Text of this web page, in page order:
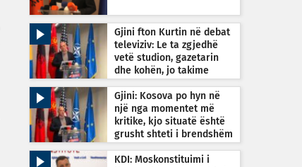
Gjini fton Kurtin në debat
televiziv: Le ta zgjedhë
vetë studion, gazetarin
dhe kohën, jo takime
Gjini: Kosova po hyn në
një nga momentet më
kritike, kjo situatë është
grusht shteti i brendshëm
KDI: Moskonstituimi i